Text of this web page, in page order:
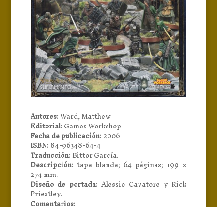
Autores:Ward, Matthew
Editorial:Games Workshop
Fecha de publicación:2006
ISBN:84-96348-64-4
Traducción:Bittor García.
Descripción: tapa blanda; 64 páginas; 199 x
274 mm.
Diseño de portada: Alessio Cavatore y Rick
Priestley.